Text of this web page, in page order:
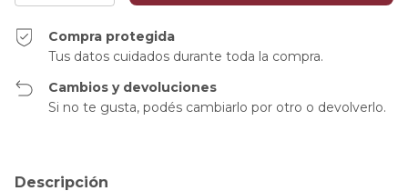
Compra protegida
Tus datos cuidados durante toda la compra.
Cambios y devoluciones
Si no te gusta, podés cambiarlo por otro o devolverlo.
Descripción